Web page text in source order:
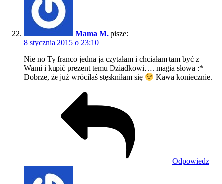
Mama M. pisze:
8 stycznia 2015 o 23:10
Nie no Ty franco jedna ja czytałam i chciałam tam być z
Wami i kupić prezent temu Dziadkowi…. magia słowa :*
Dobrze, że już wróciłaś stęskniłam się
Kawa koniecznie.
Odpowiedz